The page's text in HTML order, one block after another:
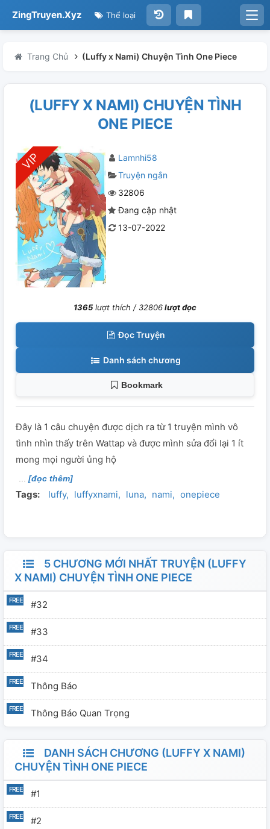
ZingTruyen.Xyz Thể loại
Trang Chủ (Luffy x Nami) Chuyện Tình One Piece
(LUFFY X NAMI) CHUYỆN TÌNH
ONE PIECE
Lamnhi58
Truyện ngắn
32806
Đang cập nhật
13-07-2022
1365 lượt thích /32806lượt đọc
Đọc Truyện
Danh sách chương
Bookmark
Đây là 1 câu chuyện được dịch ra từ 1 truyện mình vô
tình nhìn thấy trên Wattap và được mình sửa đổi lại 1 ít
mong mọi người ủng hộ
[đọc thêm]
Tags: luffy luffyxnami luna nami onepiece
5 CHƯƠNG MỚI NHẤT TRUYỆN (LUFFY
X NAMI) CHUYỆN TÌNH ONE PIECE
#32
#33
#34
Thông Báo
Thông Báo Quan Trọng
DANH SÁCH CHƯƠNG (LUFFY X NAMI)
CHUYỆN TÌNH ONE PIECE
#1
#2